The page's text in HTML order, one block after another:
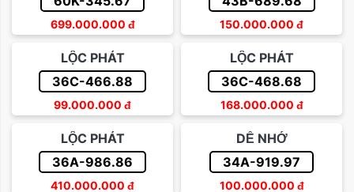
699.000.000 đ 150.000.000 đ
LỘC PHÁT
36C-466.88
99.000.000 đ
LỘC PHÁT
36C-468.68
168.000.000 đ
LỘC PHÁT
36A-986.86
410.000.000 đ
DỄ NHỚ
34A-919.97
100.000.000 đ